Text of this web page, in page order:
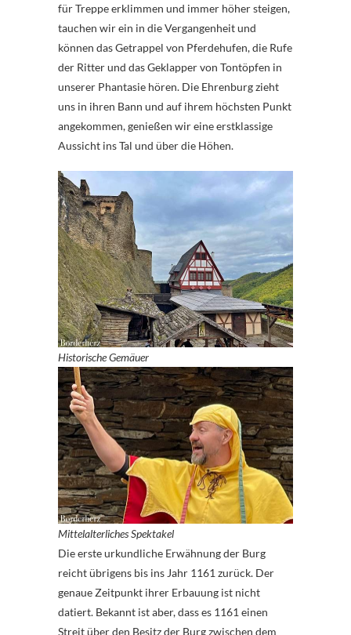
für Treppe erklimmen und immer höher steigen,
tauchen wir ein in die Vergangenheit und
können das Getrappel von Pferdehufen, die Rufe
der Ritter und das Geklapper von Tontöpfen in
unserer Phantasie hören. Die Ehrenburg zieht
uns in ihren Bann und auf ihrem höchsten Punkt
angekommen, genießen wir eine erstklassige
Aussicht ins Tal und über die Höhen.
Historische Gemäuer
Mittelalterliches Spektakel
Die erste urkundliche Erwähnung der Burg
reicht übrigens bis ins Jahr 1161 zurück. Der
genaue Zeitpunkt ihrer Erbauung ist nicht
datiert. Bekannt ist aber, dass es 1161 einen
Streit über den Besitz der Burg zwischen dem